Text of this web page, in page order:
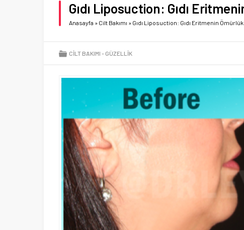
Gıdı Liposuction: Gıdı
Anasayfa » Cilt Bakımı » Gıdı Liposuction: Gıdı Eritmenin
CILT BAKIMI GÜZELLIK